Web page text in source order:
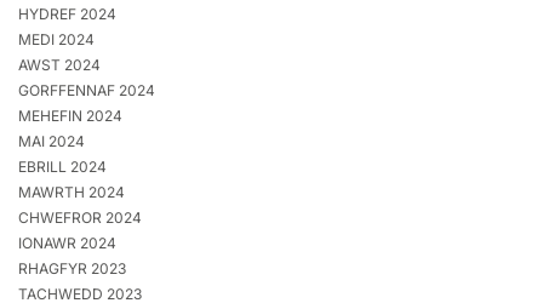
HYDREF 2024
MEDI 2024
AWST 2024
GORFFENNAF 2024
MEHEFIN 2024
MAI 2024
EBRILL 2024
MAWRTH 2024
CHWEFROR 2024
IONAWR 2024
RHAGFYR 2023
TACHWEDD 2023